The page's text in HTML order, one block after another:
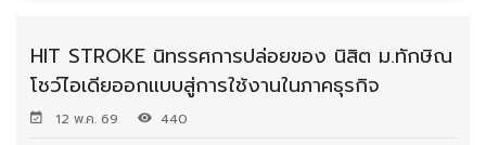
HIT STROKE นิทรรศการปล่อยของ นิสิต ม.ทักษิณ
โชว์ไอเดียออกแบบสู่การใช้งานในภาคธุรกิจ
12 พ.ค. 69 440